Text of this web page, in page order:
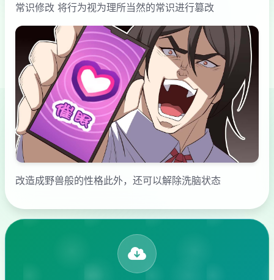
常识修改 将行为视为理所当然的常识进行篡改
改造成野兽般的性格此外，还可以解除洗脑状态